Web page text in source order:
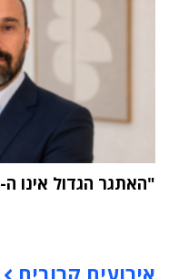
"האתגר הגדול אינו ה-AI אלא הטמעתה בארגון"
אירועים קרובים